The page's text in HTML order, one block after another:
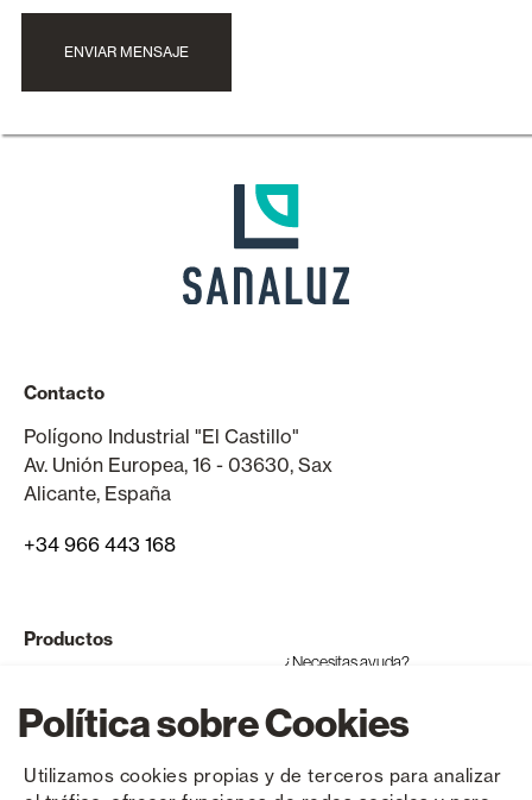
Política sobre Cookies
Utilizamos cookies propias y de terceros para analizar
ENVIAR MENSAJE
Contacto
Polígono Industrial "El Castillo"
Av. Unión Europea, 16 - 03630, Sax
Alicante, España
+34 966 443 168
Productos
Ventanas y puertas de PVC
Productos compatibles
¿Necesitas ayuda?